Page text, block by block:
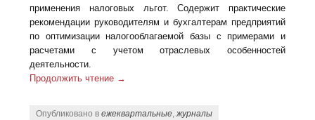
применения налоговых льгот. Содержит практические
рекомендации руководителям и бухгалтерам предприятий
по оптимизации налогооблагаемой базы с примерами и
расчетами с учетом отраслевых особенностей
деятельности.
Продолжить чтение →
Опубликовано вежеквартальные,журналы